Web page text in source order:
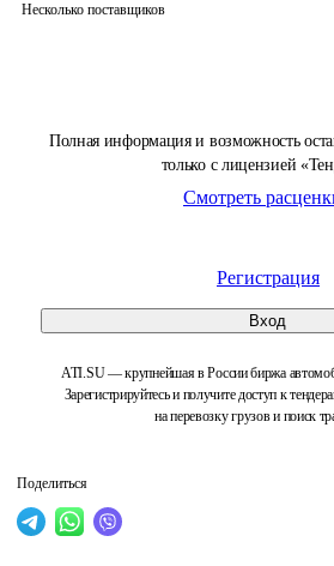
Полная информация и возможность
только с лицензией
Смотреть
Регистрация
Вход
ATI.SU — крупнейшая в России биржа
Зарегистрируйтесь и получите доступ к
на перевозку грузов и поиск
Поделиться
Несколько поставщиков